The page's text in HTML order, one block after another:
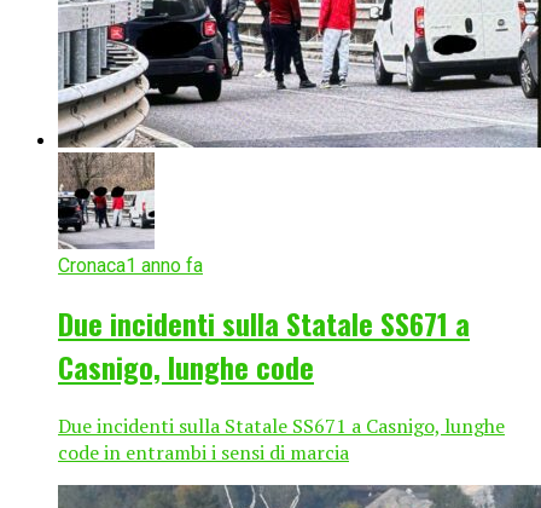
Cronaca1 anno fa
Due incidenti sulla Statale SS671 a
Casnigo, lunghe code
Due incidenti sulla Statale SS671 a Casnigo, lunghe
code in entrambi i sensi di marcia